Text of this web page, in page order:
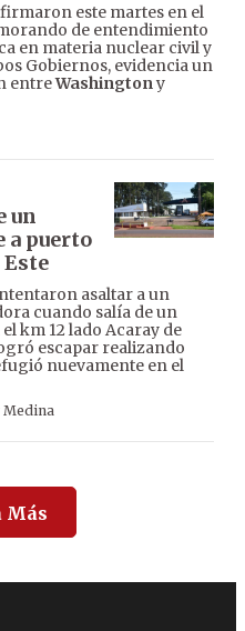
firmaron este martes en el
de entendimiento
en materia nuclear civil y
Gobiernos, evidencia un
entreWashingtony
un
a puerto
asaltar a un
cuando salía de un
km 12 lado Acaray de
escapar realizando
nuevamente en el
Medina
Más